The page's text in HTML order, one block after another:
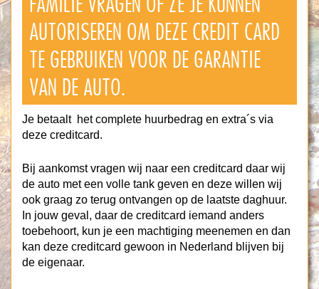
AUTORISEREN OM DEZE CREDIT CARD
TE GEBRUIKEN VOOR DE GARANTIE
VAN DE AUTO.
Je betaalt het complete huurbedrag en extra´s via
deze creditcard.
Bij aankomst vragen wij naar een creditcard daar wij
de auto met een volle tank geven en deze willen wij
ook graag zo terug ontvangen op de laatste daghuur.
In jouw geval, daar de creditcard iemand anders
toebehoort, kun je een machtiging meenemen en dan
kan deze creditcard gewoon in Nederland blijven bij
de eigenaar.